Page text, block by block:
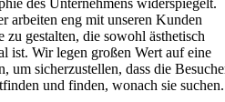
arbeiten eng mit unseren Kunden
zu gestalten, die sowohl ästhetisch
ist. Wir legen großen Wert auf eine
um sicherzustellen, dass die
und finden, wonach sie suchen.